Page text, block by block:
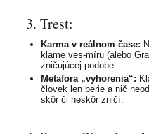
3. Trest:
Karma v reálnom čase:
klame ves-míru (alebo
zničujúcej podobe.
Metafora „vyhorenia“:
človek len berie a nič
skôr či neskôr zničí.